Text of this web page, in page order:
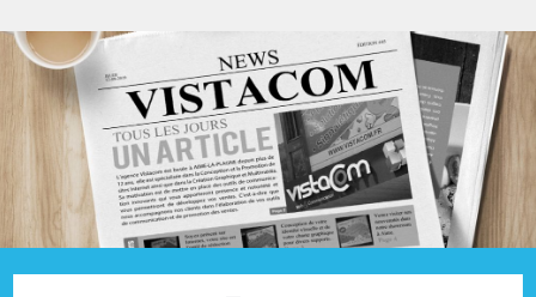
Aller
au
contenu
Agence Vistacom
NOS ACTUS